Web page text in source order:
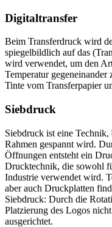
Digitaltransfer
Beim Transferdruck wird
spiegelbildlich auf das
wird verwendet, um den
Temperatur
Tinte vom Transferpapier
Siebdruck
Siebdruck ist eine
Rahmen gespannt wird.
Öffnungen entsteht ein
Drucktechnik, die sowohl
Industrie verwendet wird.
aber auch Druckplatten
Siebdruck: Durch die
Platzierung des Logos
ausgerichtet.